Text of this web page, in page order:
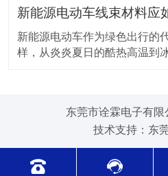
格外留意。 安装前的准备工作
新能源电动车作为绿色出行的
样，从炎炎夏日的酷热高温到
环境下，新能源电动车的电池
东莞市诠霖电子有
技术支持： 东